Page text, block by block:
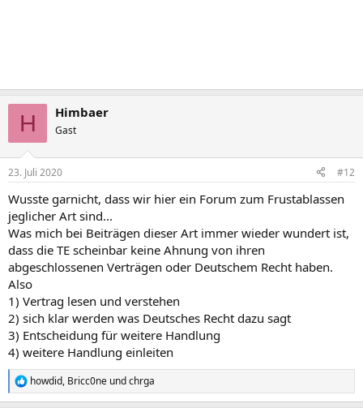
H Himbaer
Gast
23. Juli 2020 #12
Wusste garnicht, dass wir hier ein Forum zum Frustablassen
jeglicher Art sind...
Was mich bei Beiträgen dieser Art immer wieder wundert ist,
dass die TE scheinbar keine Ahnung von ihren
abgeschlossenen Verträgen oder Deutschem Recht haben.
Also
1) Vertrag lesen und verstehen
2) sich klar werden was Deutsches Recht dazu sagt
3) Entscheidung für weitere Handlung
4) weitere Handlung einleiten
R
e
howdid, Bricc0ne undchrga